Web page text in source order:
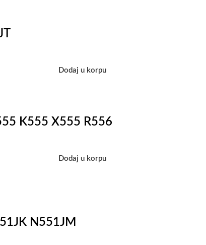
Dodaj u korpu
K555 X555 R556
Dodaj u korpu
N551JM